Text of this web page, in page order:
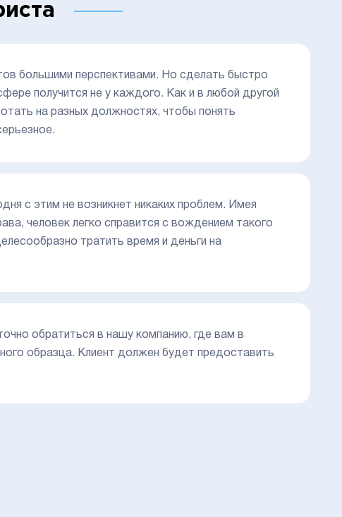
большими перспективами. Но сделать быстро
получится не у каждого. Как и в любой другой
на разных должностях, чтобы понять
с этим не возникнет никаких проблем. Имея
человек легко справится с вождением такого
тратить время и деньги на
обратиться в нашу компанию, где вам в
образца. Клиент должен будет предоставить